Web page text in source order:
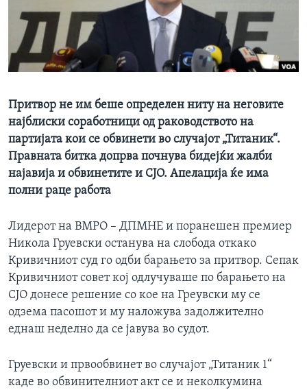
ИНТЕРВЈУА
Јазици
Притвор не им беше определен ниту на неговите
најблиски соработници од раководството на
партијата кои се обвинети во случајот „Титаник“.
Правната битка допрва почнува бидејќи жалби
најавија и обвинетите и СЈО. Апелација ќе има
полни раце работа
Лидерот на ВМРО – ДПМНЕ и поранешен премиер
Никола Груевски останува на слобода откако
Кривичниот суд го одби барањето за притвор. Сепак
Кривичниот совет кој одлучуваше по барањето на
СЈО донесе решение со кое на Греувски му се
одзема пасошот и му наложува задолжително
еднаш неделно да се јавува во судот.
Груевски и првообвинет во случајот „Титаник 1“
каде во обвинителниот акт се и неколкумина